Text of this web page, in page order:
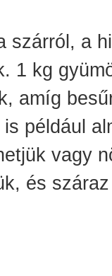
szárról, a
1 kg
amíg
például
vagy
és